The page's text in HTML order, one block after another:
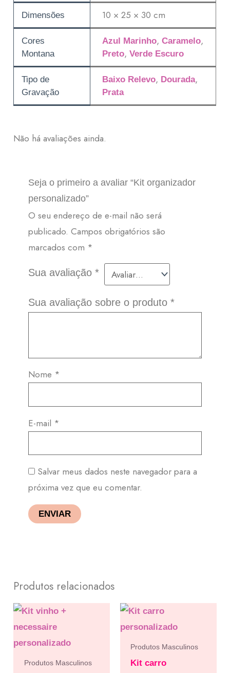
Dimensões 10 × 25 × 30 cm
Cores
Montana
Azul Marinho, Caramelo,
Preto, Verde Escuro
Tipo de
Gravação
Baixo Relevo, Dourada,
Prata
Não há avaliações ainda.
Seja o primeiro a avaliar “Kit organizador
personalizado”
O seu endereço de e-mail não será
publicado. Campos obrigatórios são
marcados com *
Sua avaliação *
Sua avaliação sobre o produto *
Nome *
E-mail *
Salvar meus dados neste navegador para a
próxima vez que eu comentar.
Produtos relacionados
Produtos Masculinos
Produtos Masculinos
Kit carro